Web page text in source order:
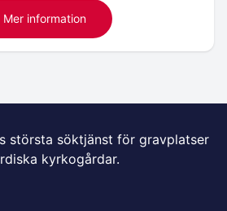
Mer information
största söktjänst för gravplatser
kyrkogårdar.